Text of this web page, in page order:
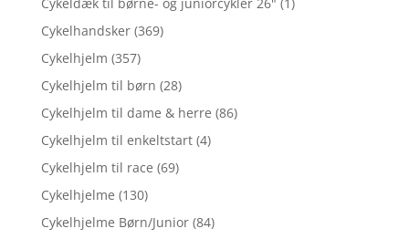
Cykelhandsker (369)
Cykelhjelm (357)
Cykelhjelm til børn (28)
Cykelhjelm til dame & herre (86)
Cykelhjelm til enkeltstart (4)
Cykelhjelm til race (69)
Cykelhjelme (130)
Cykelhjelme Børn/Junior (84)